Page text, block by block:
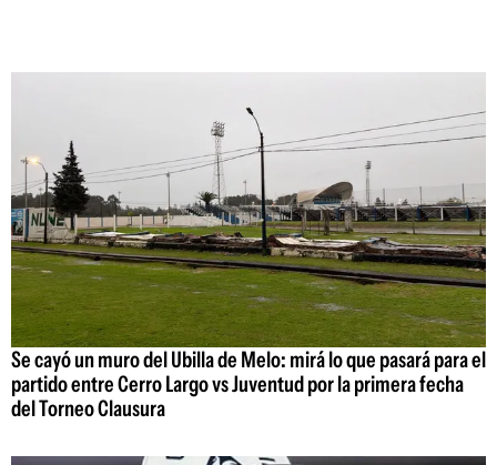
Se cayó un muro del Ubilla de Melo: mirá lo que pasará para el
partido entre Cerro Largo vs Juventud por la primera fecha
del Torneo Clausura